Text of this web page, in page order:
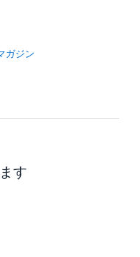
ガジン
す